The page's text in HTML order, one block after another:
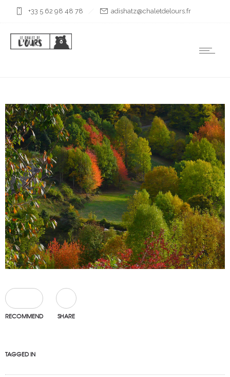
+33 5 62 98 48 78 rf.sruoledtelahc@ztahsida
RECOMMEND SHARE
TAGGED IN